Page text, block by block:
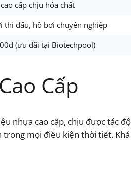
cấp chịu hóa chất
thi đấu, hồ bơi chuyên nghiệp
(ưu đãi tại Biotechpool)
Cấp
nhựa cao cấp, chịu được tác
mọi điều kiện thời tiết.